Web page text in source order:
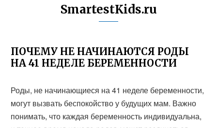
SmartestKids.ru
ПОЧЕМУ НЕ НАЧИНАЮТСЯ РОДЫ
НА 41 НЕДЕЛЕ БЕРЕМЕННОСТИ
Роды, не начинающиеся на 41 неделе беременности,
могут вызвать беспокойство у будущих мам. Важно
понимать, что каждая беременность индивидуальна,